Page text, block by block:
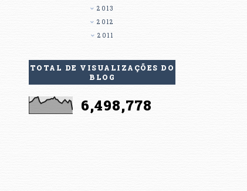
2013
2012
2011
TOTAL DE VISUALIZAÇÕES DO
BLOG
6,498,778